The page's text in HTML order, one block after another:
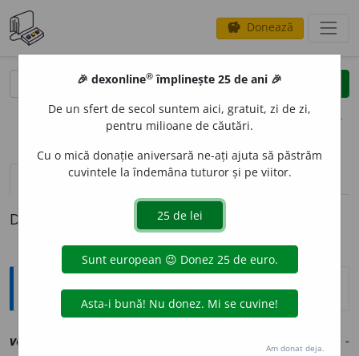
savings Donează
clear
opțiuni
definiții (1)
Definiția cu ID-ul 1225628:
Explicative DEX
vetrice +-
🎉 dexonline® împlinește 25 de ani 🎉
De un sfert de secol suntem aici, gratuit, zi de zi,
pentru milioane de căutări.
Cu o mică donație aniversară ne-ați ajuta să păstrăm
cuvintele la îndemâna tuturor și pe viitor.
Am donat deja.